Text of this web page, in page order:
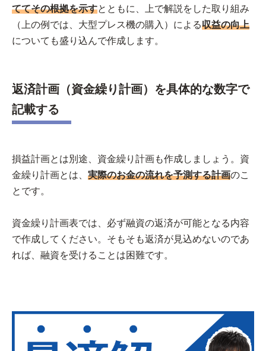
ててその根拠を示すとともに、上で解説をした取り組み
（上の例では、大型プレス機の購入）による収益の向上
についても盛り込んで作成します。
返済計画（資金繰り計画）を具体的な数字で
記載する
損益計画とは別途、資金繰り計画も作成しましょう。資
金繰り計画とは、 実際のお金の流れを予測する計画のこ
とです。
資金繰り計画表では、必ず融資の返済が可能となる内容
で作成してください。そもそも返済が見込めないのであ
れば、融資を受けることは困難です。